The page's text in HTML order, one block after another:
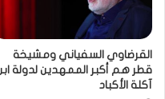
القرضاوي السفياني ومشيخة
قطر هم أكبر الممهدين لدولة
آكلة الأكباد